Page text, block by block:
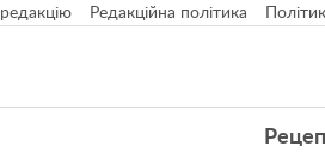
Редакційна політика